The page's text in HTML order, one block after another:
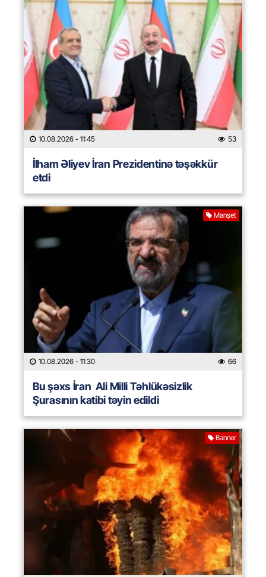
10.08.2026 - 11:45 53
İlham Əliyev İran Prezidentinə təşəkkür
etdi
Manşet
10.08.2026 - 11:30 66
Bu şəxs İran Ali Milli Təhlükəsizlik
Şurasının katibi təyin edildi
Banner